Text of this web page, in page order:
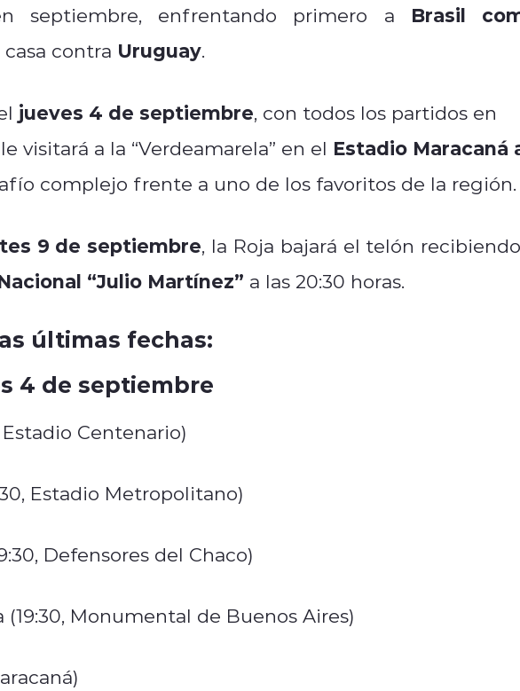
septiembre, enfrentando primero a Brasil
contra Uruguay.
jueves 4 de septiembre, con todos los partidos en
visitará a la “Verdeamarela” en el Estadio Maracaná
complejo frente a uno de los favoritos de la región.
9 de septiembre, la Roja bajará el telón
“Julio Martínez” a las 20:30 horas.
últimas fechas:
4 de septiembre
Estadio Centenario)
Estadio Metropolitano)
Defensores del Chaco)
Monumental de Buenos Aires)